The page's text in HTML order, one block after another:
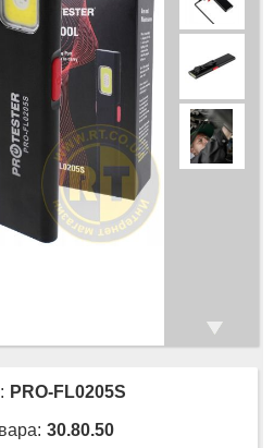
PRO-FL0205S
30.80.50